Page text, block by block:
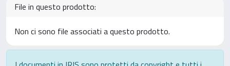
File in questo prodotto:
Non ci sono file associati a questo prodotto.